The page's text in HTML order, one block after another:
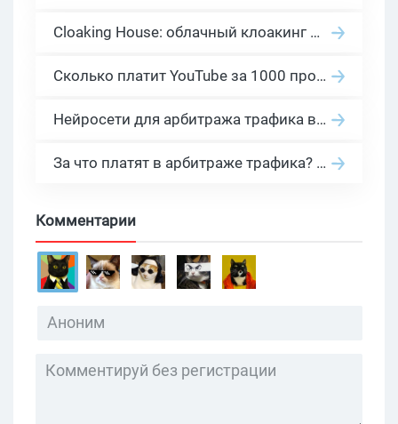
Cloaking House: облачный клоакинг для фильтрации ботов FB и Google Ads — гайд PHP-интеграции 2026
Сколько платит YouTube за 1000 просмотров в 2026: реальные цифры от 0.5 до 36 USD по ГЕО
Нейросети для арбитража трафика в 2026: инструменты, кейсы и AI-медиабайеры
За что платят в арбитраже трафика? 30 моделей оплаты в бурж и СНГ партнерках
Комментарии